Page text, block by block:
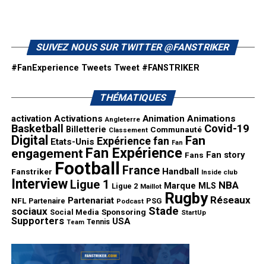
SUIVEZ NOUS SUR TWITTER @FANSTRIKER
#FanExperience Tweets Tweet #FANSTRIKER
THÉMATIQUES
activation Activations Angleterre Animation Animations
Basketball Billetterie Classement Communauté Covid-19
Digital Etats-Unis Expérience fan Fan Fan
engagement Fan Expérience Fans Fan story
Fanstriker Football France Handball Inside club
Interview Ligue 1 Ligue 2 Maillot Marque MLS NBA
NFL Partenaire Partenariat Podcast PSG Rugby Réseaux
sociaux Social Media Sponsoring Stade StartUp
Supporters Team Tennis USA